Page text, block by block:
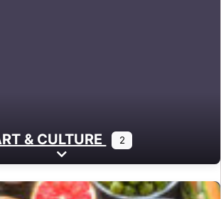
& CULTURE 2
Expand sub-categories